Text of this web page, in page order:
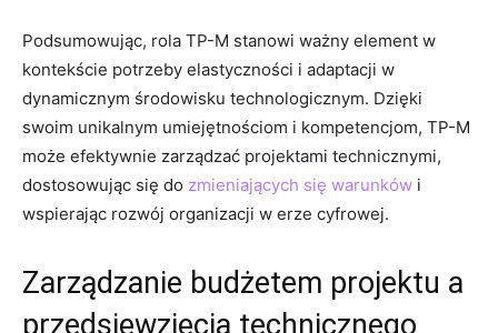
Podsumowując, rola ‍TP-M stanowi ⁢ważny element w⁣
kontekście potrzeby elastyczności i adaptacji w
dynamicznym środowisku‍ technologicznym. Dzięki
swoim unikalnym umiejętnościom i kompetencjom, TP-M
⁣może⁤ efektywnie zarządzać ⁣projektami technicznymi,
dostosowując się do zmieniających się warunków i
wspierając⁤ rozwój organizacji w erze ‍cyfrowej.
Zarządzanie budżetem projektu⁢ a
przedsięwzięcia technicznego